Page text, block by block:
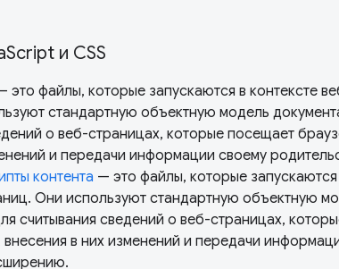
и CSS
это файлы, которые запускаются в контексте
стандартную объектную модель
о веб-страницах, которые посещает
и передачи информации своему
контента — это файлы, которые запускаются
Они используют стандартную объектную
считывания сведений о веб-страницах,
в них изменений и передачи